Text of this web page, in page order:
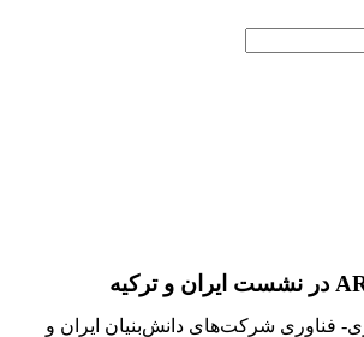
فناوری شرکت‌های دانش‌بنیان ایران و